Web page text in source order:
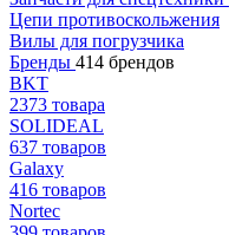
Цепи противоскольжения
Вилы для погрузчика
Бренды 414 брендов
BKT
2373 товара
SOLIDEAL
637 товаров
Galaxy
416 товаров
Nortec